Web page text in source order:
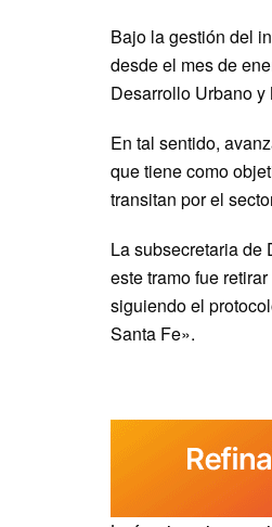
Bajo la gestión del
desde el mes de
Desarrollo Urbano y
En tal sentido,
que tiene como
transitan por el
La subsecretaria de
este tramo fue
siguiendo el
Santa Fe».